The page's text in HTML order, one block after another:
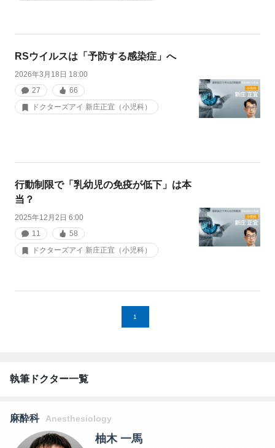
RSウイルスは「予防する感染症」へ
2026年3月18日 18:00
27
66
ドクターズアイ 新庄正宜（小児科）
行動制限で「乳幼児の免疫が低下」は本
当？
2025年12月2日 6:00
11
58
ドクターズアイ 新庄正宜（小児科）
1
執筆ドクター一覧
麻酔科 Anesthesiology
柚木 一馬